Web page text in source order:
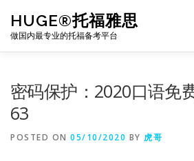
content
HUGE®托福雅思
做国内最专业的托福备考平台
密码保护：2020口语免
63
POSTED ON 05/10/2020 BY 虎哥